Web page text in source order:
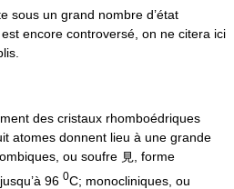
sous un grand nombre d’état
encore controversé, on ne citera ici
des cristaux rhomboédriques
atomes donnent lieu à une grande
ou soufre 見, forme
96 0C; monocliniques, ou